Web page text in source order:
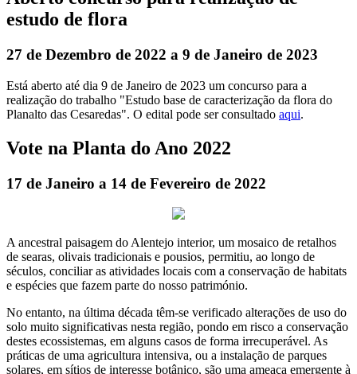
estudo de flora
27 de Dezembro de 2022 a 9 de Janeiro de 2023
Está aberto até dia 9 de Janeiro de 2023 um concurso para a
realização do trabalho "Estudo base de caracterização da flora do
Planalto das Cesaredas". O edital pode ser consultado aqui.
Vote na Planta do Ano 2022
17 de Janeiro a 14 de Fevereiro de 2022
A ancestral paisagem do Alentejo interior, um mosaico de retalhos
de searas, olivais tradicionais e pousios, permitiu, ao longo de
séculos, conciliar as atividades locais com a conservação de habitats
e espécies que fazem parte do nosso património.
No entanto, na última década têm-se verificado alterações de uso do
solo muito significativas nesta região, pondo em risco a conservação
destes ecossistemas, em alguns casos de forma irrecuperável. As
práticas de uma agricultura intensiva, ou a instalação de parques
solares, em sítios de interesse botânico, são uma ameaça emergente à